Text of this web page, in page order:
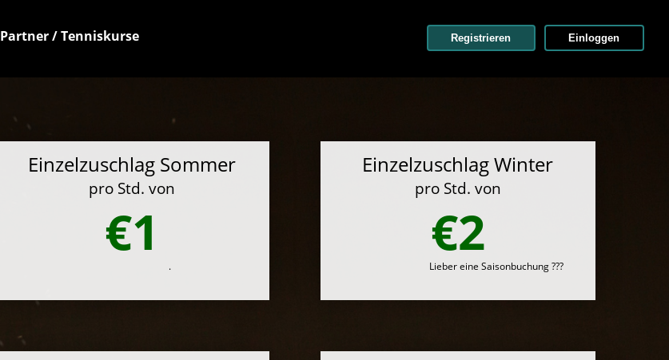
Partner / Tenniskurse Registrieren Einloggen
Einzelzuschlag Sommer
pro Std. von
€1
.
Einzelzuschlag Winter
pro Std. von
€2
Lieber eine Saisonbuchung ???